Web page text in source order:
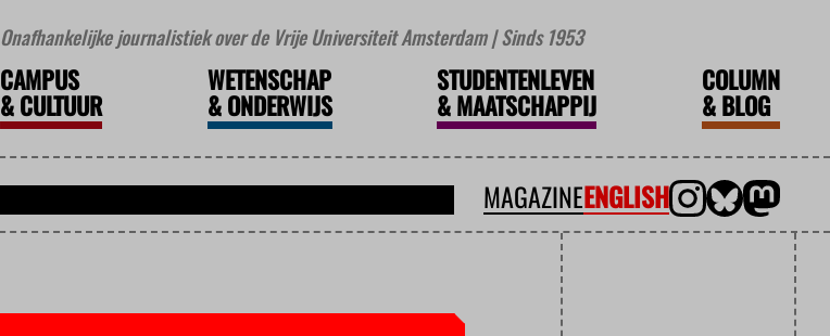
Onafhankelijke journalistiek over de Vrije Universiteit Amsterdam | Sinds 1953
CAMPUS
&CULTUUR
WETENSCHAP
&ONDERWIJS
STUDENTENLEVEN
&MAATSCHAPPIJ
COLUMN
&BLOG
MAGAZINEENGLISH